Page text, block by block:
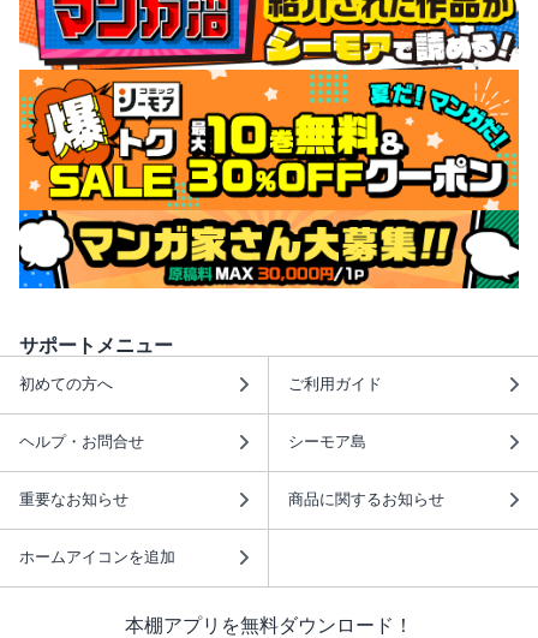
サポートメニュー
初めての方へ ご利用ガイド
ヘルプ・お問合せ シーモア島
重要なお知らせ 商品に関するお知らせ
ホームアイコンを追加
本棚アプリを無料ダウンロード！